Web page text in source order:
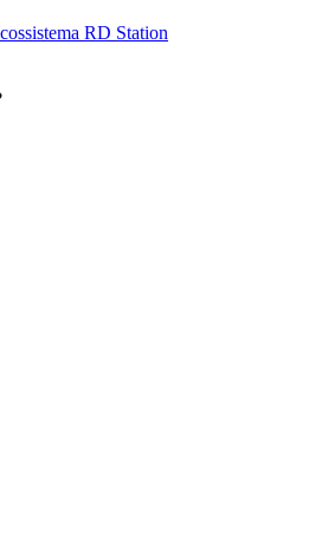
RD Station